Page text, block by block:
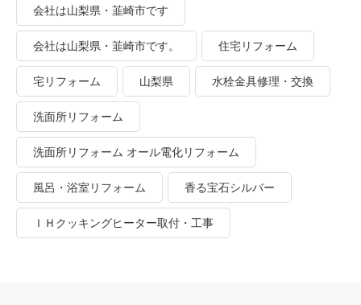
会社は山梨県・韮崎市です
会社は山梨県・韮崎市です。 住宅リフォーム
宅リフォーム 山梨県 水栓金具修理・交換
洗面所リフォーム
洗面所リフォーム オール電化リフォーム
風呂・浴室リフォーム 香る宝石シルバー
ＩＨクッキングヒーター取付・工事